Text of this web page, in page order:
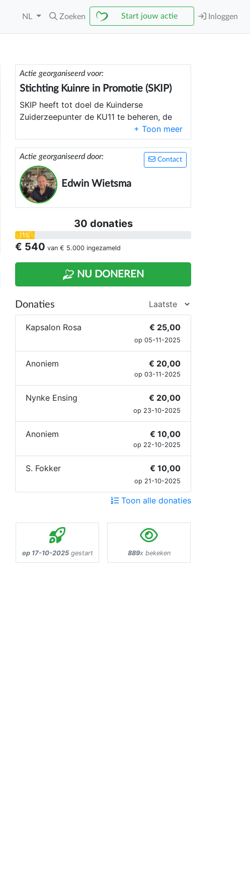
NL Zoeken Start jouw actie Inloggen
Actie georganiseerd voor:
Stichting Kuinre in Promotie (SKIP)
SKIP heeft tot doel de Kuinderse
Zuiderzeepunter de KU11 te beheren, de
onderhouden te te bewaren voor
toekomstige generaties.
Contact
Actie georganiseerd door:
Edwin Wietsma
30 donaties
11%
€ 540 van € 5.000 ingezameld
NU DONEREN
Donaties
Kapsalon Rosa € 25,00
op 05-11-2025
Anoniem € 20,00
op 03-11-2025
Nynke Ensing € 20,00
op 23-10-2025
Anoniem € 10,00
op 22-10-2025
S. Fokker € 10,00
op 21-10-2025
Toon alle donaties
op 17-10-2025gestart 889x bekeken